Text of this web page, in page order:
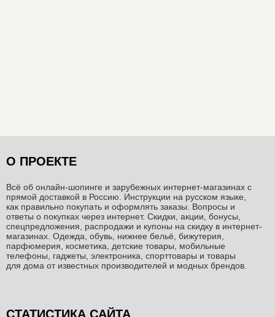
О ПРОЕКТЕ
Всё об онлайн-шопинге и зарубежных интернет-магазинах c
прямой доставкой в Россию. Инструкции на русском языке,
как правильно покупать и оформлять заказы. Вопросы и
ответы о покупках через интернет. Скидки, акции, бонусы,
спецпредложения, распродажи и купоны на скидку в интернет-
магазинах. Одежда, обувь, нижнее бельё, бижутерия,
парфюмерия, косметика, детские товары, мобильные
телефоны, гаджеты, электроника, спорттовары и товары
для дома от известных производителей и модных брендов.
СТАТИСТИКА САЙТА